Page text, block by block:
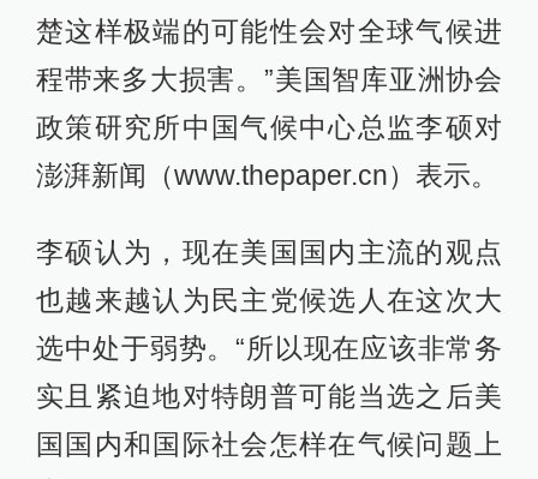
楚这样极端的可能性会对全球气候进
程带来多大损害。”美国智库亚洲协会
政策研究所中国气候中心总监李硕对
澎湃新闻（www.thepaper.cn）表示。
李硕认为，现在美国国内主流的观点
也越来越认为民主党候选人在这次大
选中处于弱势。“所以现在应该非常务
实且紧迫地对特朗普可能当选之后美
国国内和国际社会怎样在气候问题上